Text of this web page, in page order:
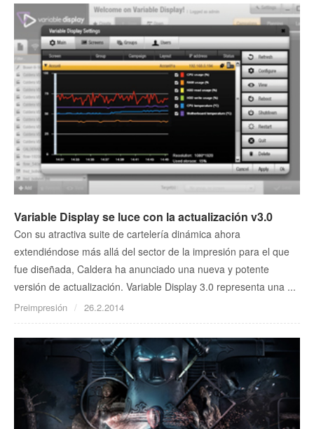
Variable Display se luce con la actualización v3.0
Con su atractiva suite de cartelería dinámica ahora
extendiéndose más allá del sector de la impresión para el que
fue diseñada, Caldera ha anunciado una nueva y potente
versión de actualización. Variable Display 3.0 representa una ...
Preimpresión 26.2.2014